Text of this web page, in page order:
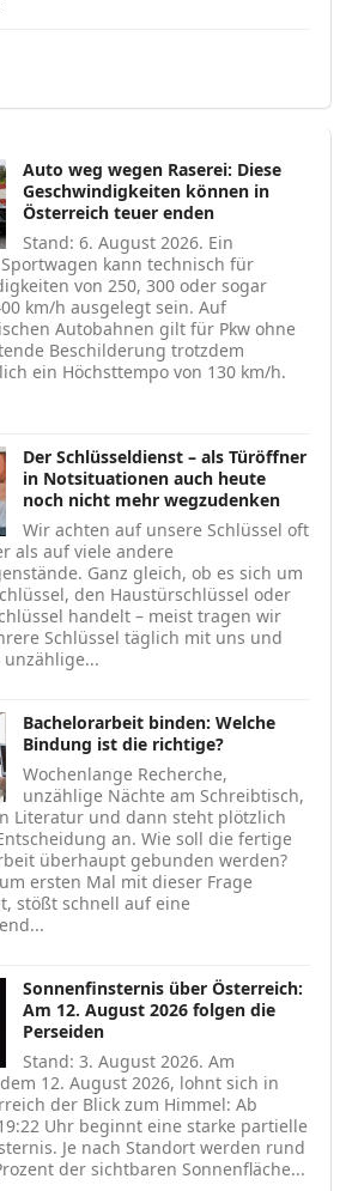
Auto weg wegen Raserei: Diese
Geschwindigkeiten können in
Österreich teuer enden
Stand: 6. August 2026. Ein
kann technisch für
von 250, 300 oder sogar
km/h ausgelegt sein. Auf
Autobahnen gilt für Pkw ohne
Beschilderung trotzdem
ein Höchsttempo von 130 km/h.
Der Schlüsseldienst – als Türöffner
in Notsituationen auch heute
noch nicht mehr wegzudenken
Wir achten auf unsere Schlüssel oft
als auf viele andere
Ganz gleich, ob es sich um
den Haustürschlüssel oder
handelt – meist tragen wir
Schlüssel täglich mit uns und
Bachelorarbeit binden: Welche
Bindung ist die richtige?
Wochenlange Recherche,
unzählige Nächte am Schreibtisch,
Literatur und dann steht plötzlich
an. Wie soll die fertige
überhaupt gebunden werden?
ersten Mal mit dieser Frage
stößt schnell auf eine
Sonnenfinsternis über Österreich:
Am 12. August 2026 folgen die
Perseiden
Stand: 3. August 2026. Am
12. August 2026, lohnt sich in
der Blick zum Himmel: Ab
Uhr beginnt eine starke partielle
Je nach Standort werden rund
der sichtbaren Sonnenfläche...